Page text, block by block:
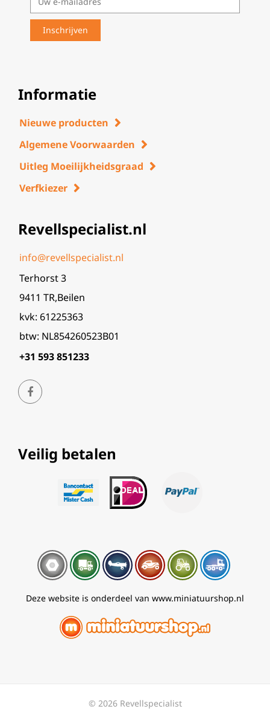
Informatie
Nieuwe producten
Algemene Voorwaarden
Uitleg Moeilijkheidsgraad
Verfkiezer
Revellspecialist.nl
info@revellspecialist.nl
Terhorst 3
9411 TR,Beilen
kvk: 61225363
btw: NL854260523B01
+31 593 851233
Veilig betalen
Deze website is onderdeel van www.miniatuurshop.nl
© 2026 Revellspecialist